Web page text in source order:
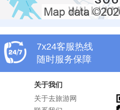
7x24客服热线
随时服务保障
关于我们
关于去旅游网